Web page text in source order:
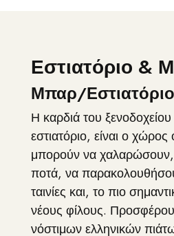
Εστιατόριο &
Μπαρ/Εστιατόριο
Η καρδιά του
εστιατόριο, είναι ο
μπορούν να
ποτά, να
ταινίες και, το πιο
νέους φίλους.
νόστιμων ελληνικών